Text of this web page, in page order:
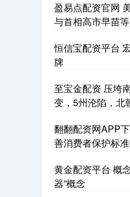
盈易点配资官网
与首相高市早苗
恒信宝配资平台
牌
至宝金配资 压垮
变，5州沦陷，北
翻翻配资网APP
善消费者保护标
黄金配资平台 概
器”概念